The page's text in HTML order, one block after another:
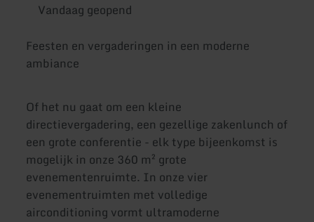
Vandaag geopend
Feesten en vergaderingen in een moderne
ambiance
Of het nu gaat om een kleine
directievergadering, een gezellige zakenlunch of
een grote conferentie - elk type bijeenkomst is
mogelijk in onze 360 m² grote
evenementenruimte. In onze vier
evenementruimten met volledige
airconditioning vormt ultramoderne